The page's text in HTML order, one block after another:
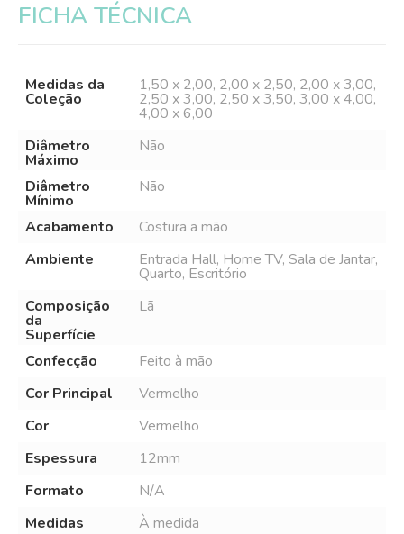
FICHA TÉCNICA
Medidas da
Coleção
1,50 x 2,00, 2,00 x 2,50, 2,00 x 3,00,
2,50 x 3,00, 2,50 x 3,50, 3,00 x 4,00,
4,00 x 6,00
Diâmetro
Máximo
Não
Diâmetro
Mínimo
Não
Acabamento
Costura a mão
Ambiente
Entrada Hall, Home TV, Sala de Jantar,
Quarto, Escritório
Composição
da
Superfície
Lã
Confecção
Feito à mão
Cor Principal
Vermelho
Cor
Vermelho
Espessura
12mm
Formato
N/A
Medidas
À medida